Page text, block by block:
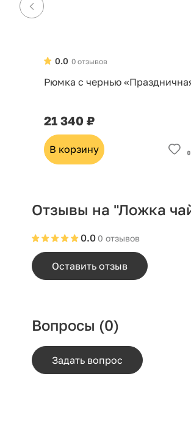
0 отзывов
0.0
Рюмка с чернью
21 340 ₽
В корзину
Отзывы на "Ложка
0 отзывов
0.0
Оставить отзыв
Вопросы (0)
Задать вопрос